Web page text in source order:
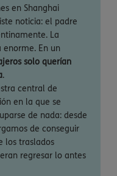
en Shanghai
noticia: el padre
La
enorme. En un
solo querían
.
central de
en la que se
de nada: desde
de conseguir
los traslados
regresar lo antes